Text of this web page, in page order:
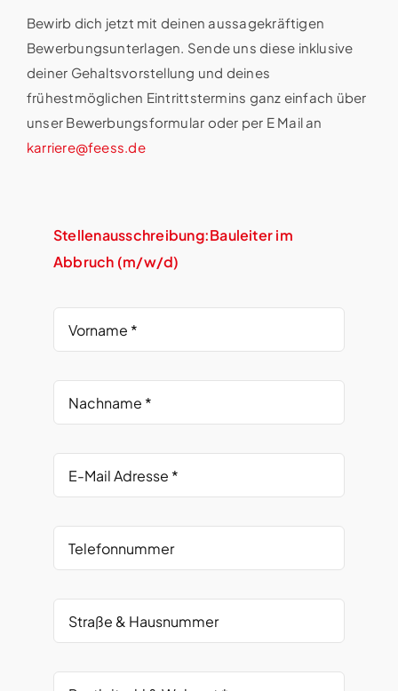
Bewirb dich jetzt mit deinen aussagekräftigen
Bewerbungsunterlagen. Sende uns diese inklusive
deiner Gehaltsvorstellung und deines
frühestmöglichen Eintrittstermins ganz einfach über
unser Bewerbungsformular oder per E Mail an
karriere@feess.de
Stellenausschreibung:Bauleiter im
Abbruch (m/w/d)